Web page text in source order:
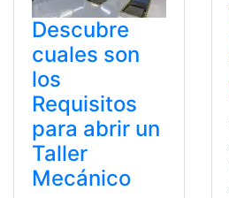
Descubre
cuales son
los
Requisitos
para abrir un
Taller
Mecánico